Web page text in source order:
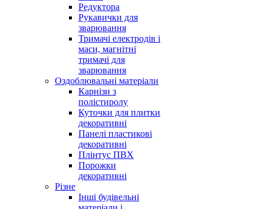
Редуктора
Рукавички для
зварювання
Тримачі електродів і
маси, магнітні
тримачі для
зварювання
Оздоблювальні матеріали
Карнізи з
полістиролу
Куточки для плитки
декоративні
Панелі пластикові
декоративні
Плінтус ПВХ
Порожки
декоративні
Різне
Інші будівельні